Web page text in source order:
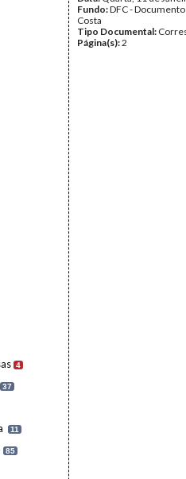
4
37
11
85
Fundo:DFC -
Costa
Tipo Documental:
Página(s):2